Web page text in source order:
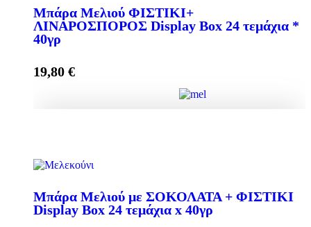
Μπάρα Μελιού ΦΙΣΤΙΚΙ+
ΛΙΝΑΡΟΣΠΟΡΟΣ Display Box 24 τεμάχια *
40γρ
19,80 €
Προσθήκη στο καλάθι
Mπάρα Μελιού με ΣΟΚΟΛΑΤΑ + ΦΙΣΤΙΚΙ
Display Box 24 τεμάχια x 40γρ